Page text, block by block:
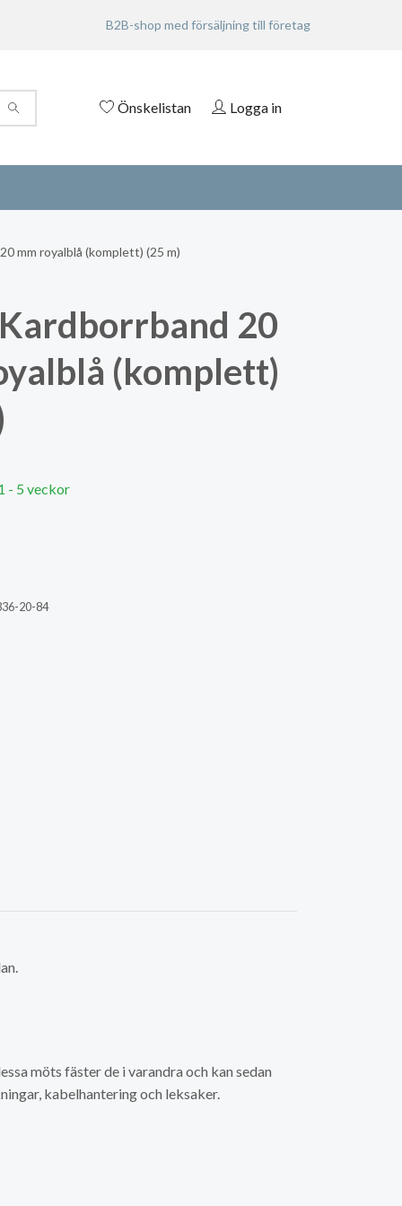
B2B-shop med försäljning till företag
Önskelistan Logga in
mm royalblå (komplett) (25 m)
20
(komplett)
- 5 veckor
20-84
möts fäster de i varandra och kan sedan
kabelhantering och leksaker.